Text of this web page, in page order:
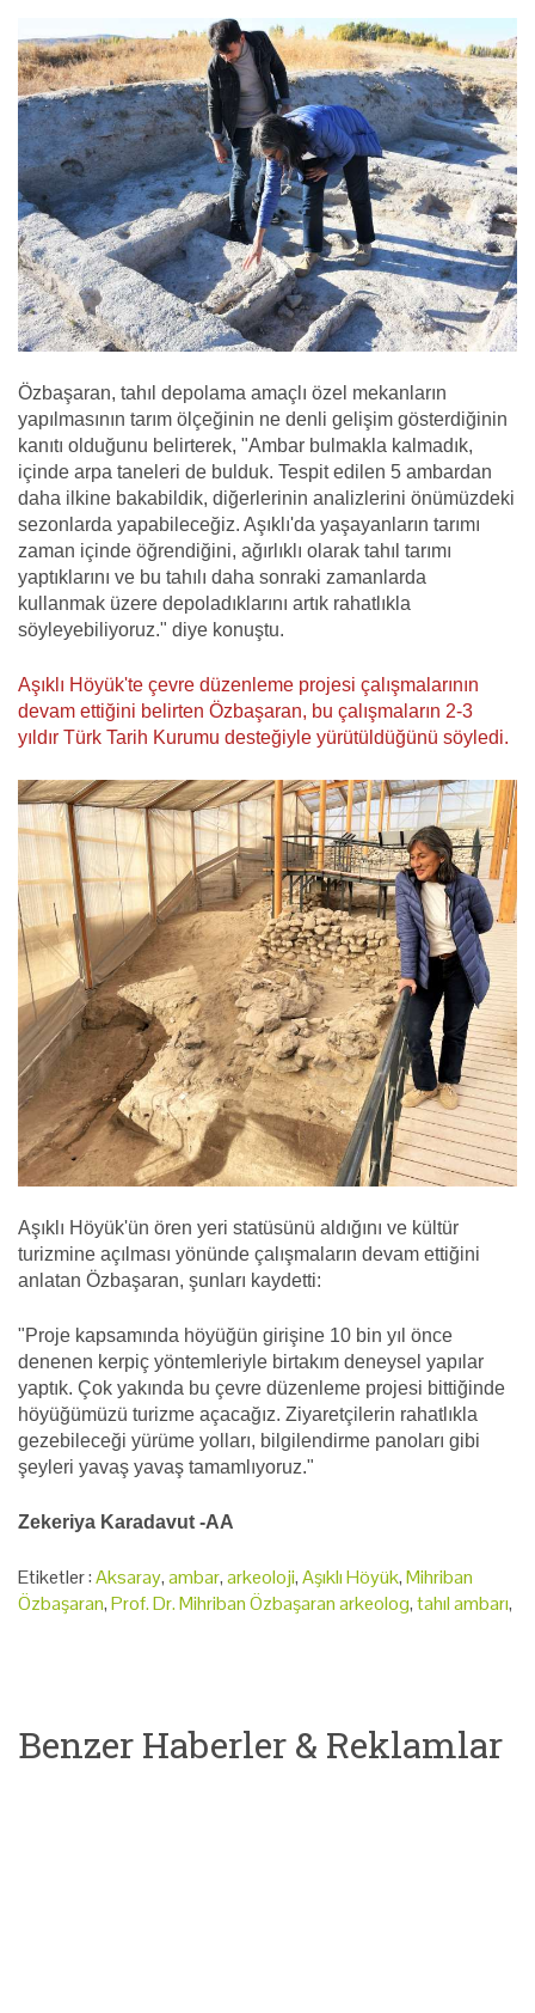
Özbaşaran, tahıl depolama amaçlı özel mekanların
yapılmasının tarım ölçeğinin ne denli gelişim gösterdiğinin
kanıtı olduğunu belirterek, "Ambar bulmakla kalmadık,
içinde arpa taneleri de bulduk. Tespit edilen 5 ambardan
daha ilkine bakabildik, diğerlerinin analizlerini önümüzdeki
sezonlarda yapabileceğiz. Aşıklı'da yaşayanların tarımı
zaman içinde öğrendiğini, ağırlıklı olarak tahıl tarımı
yaptıklarını ve bu tahılı daha sonraki zamanlarda
kullanmak üzere depoladıklarını artık rahatlıkla
söyleyebiliyoruz." diye konuştu.
Aşıklı Höyük'te çevre düzenleme projesi çalışmalarının
devam ettiğini belirten Özbaşaran, bu çalışmaların 2-3
yıldır Türk Tarih Kurumu desteğiyle yürütüldüğünü söyledi.
Aşıklı Höyük'ün ören yeri statüsünü aldığını ve kültür
turizmine açılması yönünde çalışmaların devam ettiğini
anlatan Özbaşaran, şunları kaydetti:
"Proje kapsamında höyüğün girişine 10 bin yıl önce
denenen kerpiç yöntemleriyle birtakım deneysel yapılar
yaptık. Çok yakında bu çevre düzenleme projesi bittiğinde
höyüğümüzü turizme açacağız. Ziyaretçilerin rahatlıkla
gezebileceği yürüme yolları, bilgilendirme panoları gibi
şeyleri yavaş yavaş tamamlıyoruz."
Zekeriya Karadavut -AA
Etiketler :Aksaray,ambar,arkeoloji,Aşıklı Höyük,Mihriban
Özbaşaran,Prof. Dr. Mihriban Özbaşaran arkeolog,tahıl ambarı,
Benzer Haberler & Reklamlar